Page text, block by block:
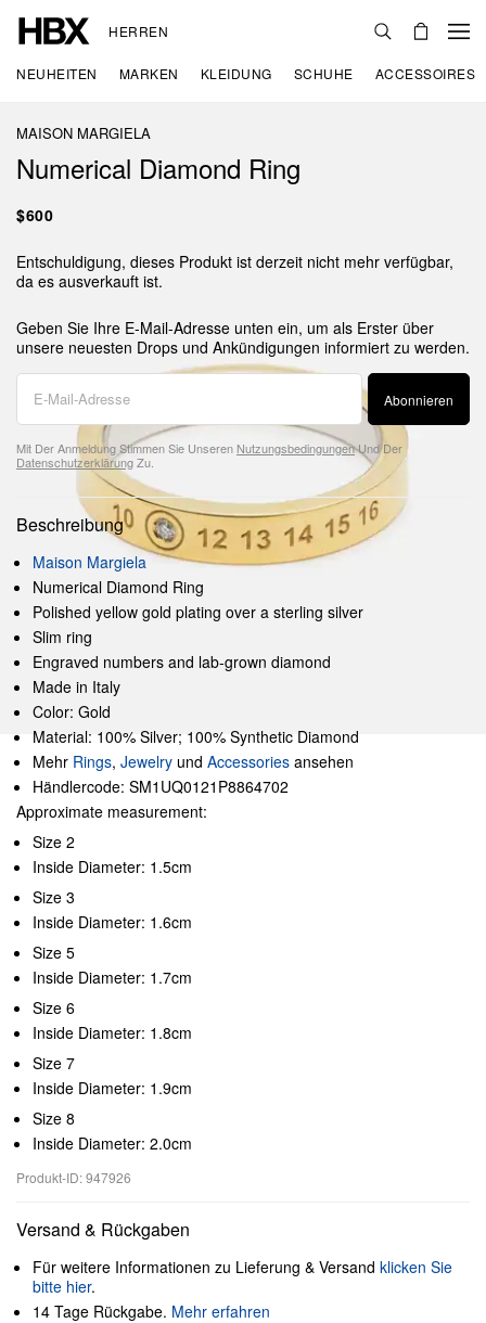
HERREN
NEUHEITEN MARKEN KLEIDUNG SCHUHE ACCESSOIRES
MAISON MARGIELA
Numerical Diamond Ring
$600
Entschuldigung, dieses Produkt ist derzeit nicht mehr verfügbar,
da es ausverkauft ist.
Geben Sie Ihre E-Mail-Adresse unten ein, um als Erster über
unsere neuesten Drops und Ankündigungen informiert zu werden.
Abonnieren
Mit Der Anmeldung Stimmen Sie Unseren NutzungsbedingungenUnd Der
DatenschutzerklärungZu.
Beschreibung
Maison Margiela
Numerical Diamond Ring
Polished yellow gold plating over a sterling silver
Slim ring
Engraved numbers and lab-grown diamond
Made in Italy
Color: Gold
Material: 100% Silver; 100% Synthetic Diamond
Mehr Rings, Jewelry und Accessories ansehen
Händlercode: SM1UQ0121P8864702
Approximate measurement:
Size 2
Inside Diameter: 1.5cm
Size 3
Inside Diameter: 1.6cm
Size 5
Inside Diameter: 1.7cm
Size 6
Inside Diameter: 1.8cm
Size 7
Inside Diameter: 1.9cm
Size 8
Inside Diameter: 2.0cm
Produkt-ID: 947926
Versand & Rückgaben
Für weitere Informationen zu Lieferung & Versand klicken Sie
bitte hier.
14 Tage Rückgabe. Mehr erfahren